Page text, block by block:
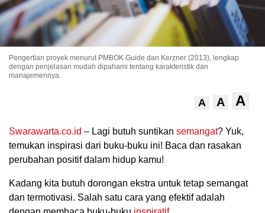
Pengertian proyek menurut PMBOK Guide dan Kerzner (2013), lengkap
dengan penjelasan mudah dipahami tentang karakteristik dan
manajemennya.
A A A
Swarawarta.co.id – Lagi butuh suntikan semangat? Yuk,
temukan inspirasi dari buku-buku ini! Baca dan rasakan
perubahan positif dalam hidup kamu!
Kadang kita butuh dorongan ekstra untuk tetap semangat
dan termotivasi. Salah satu cara yang efektif adalah